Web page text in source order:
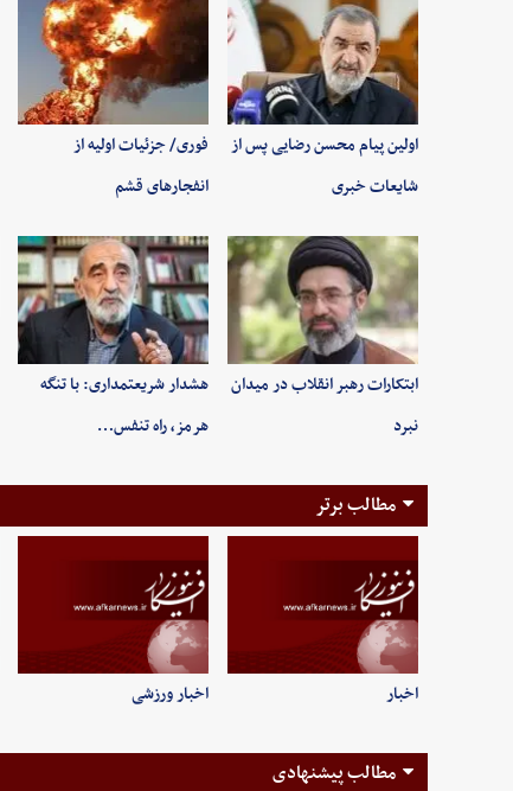
اولین پیام محسن رضایی پس از
شایعات خبری
فوری/ جزئیات اولیه از
انفجارهای قشم
ابتکارات رهبر انقلاب در میدان
نبرد
هشدار شریعتمداری: با تنگه
هرمز، راه تنفس…
مطالب برتر
اخبار اخبار ورزشی
مطالب پیشنهادی